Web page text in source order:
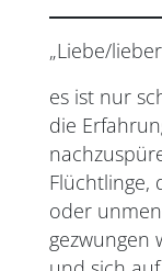
„Liebe/
es ist nur
die
Flüchtlinge,
oder
gezwungen